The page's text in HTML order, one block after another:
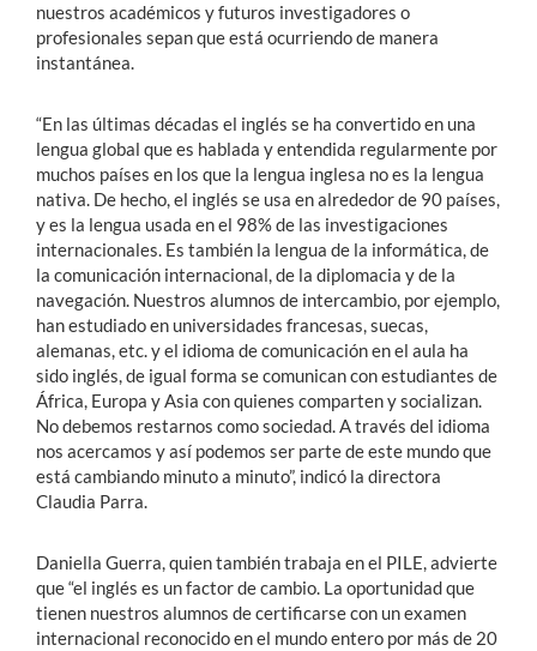
nuestros académicos y futuros investigadores o
profesionales sepan que está ocurriendo de manera
instantánea.
“En las últimas décadas el inglés se ha convertido en una
lengua global que es hablada y entendida regularmente por
muchos países en los que la lengua inglesa no es la lengua
nativa. De hecho, el inglés se usa en alrededor de 90 países,
y es la lengua usada en el 98% de las investigaciones
internacionales. Es también la lengua de la informática, de
la comunicación internacional, de la diplomacia y de la
navegación. Nuestros alumnos de intercambio, por ejemplo,
han estudiado en universidades francesas, suecas,
alemanas, etc. y el idioma de comunicación en el aula ha
sido inglés, de igual forma se comunican con estudiantes de
África, Europa y Asia con quienes comparten y socializan.
No debemos restarnos como sociedad. A través del idioma
nos acercamos y así podemos ser parte de este mundo que
está cambiando minuto a minuto”, indicó la directora
Claudia Parra.
Daniella Guerra, quien también trabaja en el PILE, advierte
que “el inglés es un factor de cambio. La oportunidad que
tienen nuestros alumnos de certificarse con un examen
internacional reconocido en el mundo entero por más de 20